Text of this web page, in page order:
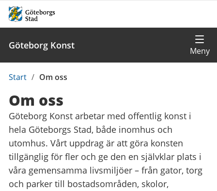
Göteborg Konst
Du
här:
Start / Om oss
Om oss
Göteborg Konst arbetar med offentlig konst i
hela Göteborgs Stad, både inomhus och
utomhus. Vårt uppdrag är att göra konsten
tillgänglig för fler och ge den en självklar plats i
våra gemensamma livsmiljöer – från gator, torg
och parker till bostadsområden, skolor,